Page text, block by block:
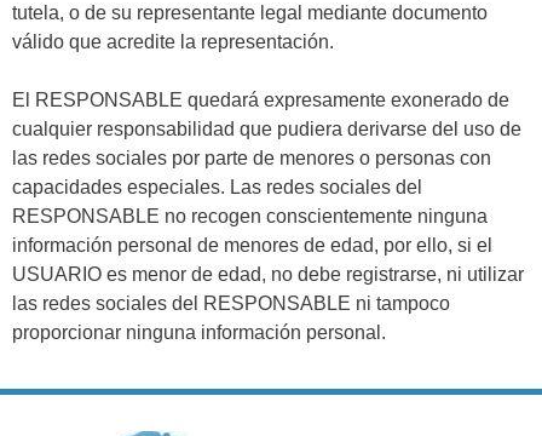
tutela, o de su representante legal mediante documento
válido que acredite la representación.
El RESPONSABLE quedará expresamente exonerado de
cualquier responsabilidad que pudiera derivarse del uso de
las redes sociales por parte de menores o personas con
capacidades especiales. Las redes sociales del
RESPONSABLE no recogen conscientemente ninguna
información personal de menores de edad, por ello, si el
USUARIO es menor de edad, no debe registrarse, ni utilizar
las redes sociales del RESPONSABLE ni tampoco
proporcionar ninguna información personal.